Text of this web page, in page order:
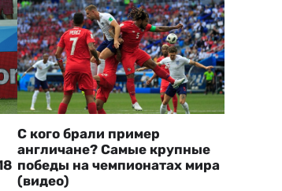
С кого брали пример
англичане? Самые крупные
победы на чемпионатах мира
(видео)